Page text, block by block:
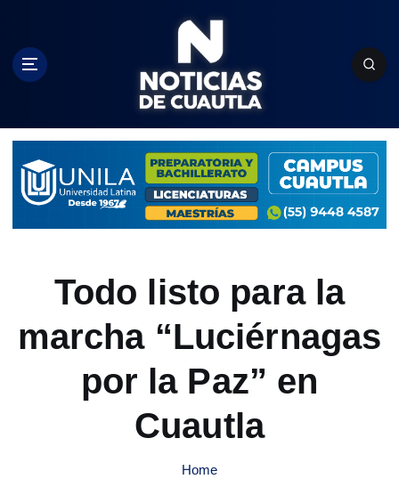
c
Todo listo para la
marcha “Luciérnagas
por la Paz” en
Cuautla
Home